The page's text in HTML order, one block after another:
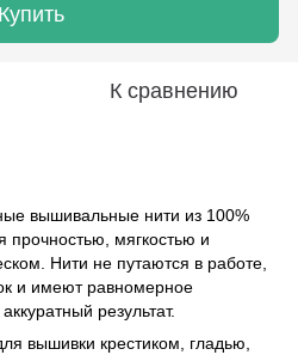
Купить
К сравнению
вышивальные нити из 100%
прочностью, мягкостью и
Нити не путаются в работе,
и имеют равномерное
результат.
вышивки крестиком, гладью,